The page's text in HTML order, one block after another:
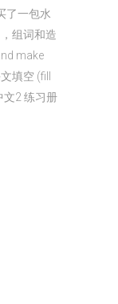
了一包水
组词和造
make
填空 (fill
文2 练习册